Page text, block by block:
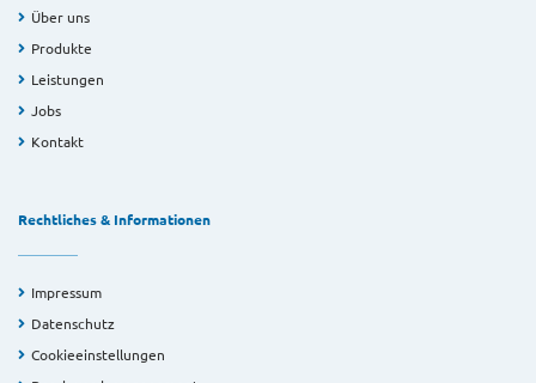
Über uns
Produkte
Leistungen
Jobs
Kontakt
Rechtliches & Informationen
Impressum
Datenschutz
Cookieeinstellungen